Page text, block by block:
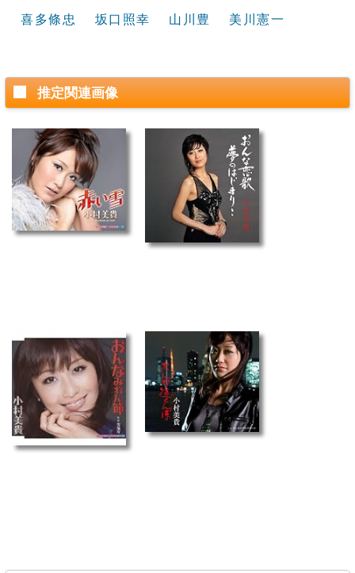
喜多條忠 坂口照幸 山川豊 美川憲一
推定関連画像